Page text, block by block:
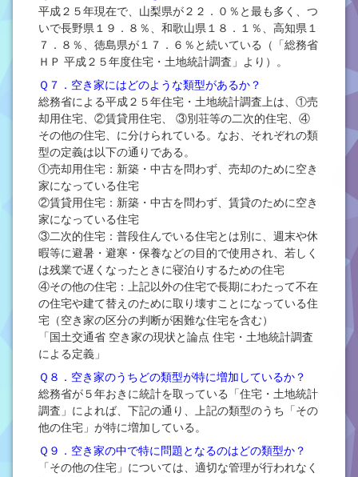
平成２５年現在で、山梨県が２２．０％と最も多く、つ
いで長野県１９．８％、和歌山県１８．１％、高知県１
７．８％、徳島県が１７．６％と続いている（「総務省
ＨＰ 平成２５年度住宅・土地統計調査」より）。
Ｑ７．空き家にはどのような類型があるか？
総務省による平成２５年住宅・土地統計調査上は、①売
却用住宅、②賃貸用住宅、 ③別荘等の二次的住宅、④
その他の住宅、に分けられている。なお、それぞれの類
型の定義は以下の通りである。
①売却用住宅：新築・中古を問わず、売却のために空き
家になっている住宅
②賃貸用住宅：新築・中古を問わず、賃貸のために空き
家になっている住宅
③二次的住宅：普段住んでいる住宅とは別に、週末や休
暇等に避暑・避寒・保養などの目的で使用され、若しく
は残業で遅くなったときに寝泊りするための住宅
④その他の住宅：上記以外の住宅で長期にわたって不在
の住宅や建て替えのために取り壊すことになっている住
宅（空き家の区分の判断が困難な住宅を含む）
「国土交通省 空き家の現状と論点 住宅・土地統計調査
による定義」
Ｑ８．空き家のうちどの類型が特に増加しているか？
総務省が５年おきに統計を取っている「住宅・土地統計
調査」によれば、下記の通り、上記の類型のうち「その
他の住宅」が特に増加している。
Ｑ９．空き家の中で特に問題となるのはどの類型か？
「その他の住宅」については、適切な管理が行われなく